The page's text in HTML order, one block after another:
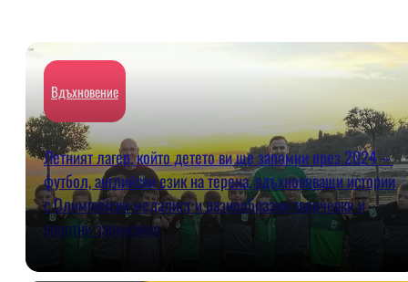
Вдъхновение
Летният лагер, който детето ви ще запомни през 2024 –
футбол, английски език на терена, вдъхновяващи истории
с Олимпийски медалист и разнообразни творчески и
спортни занимания